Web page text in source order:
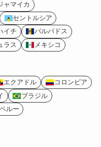
ャマイカ
セントルシア
イチ
バルバドス
ラス メキシコ
エクアドル
コロンビア
ブラジル
ペルー